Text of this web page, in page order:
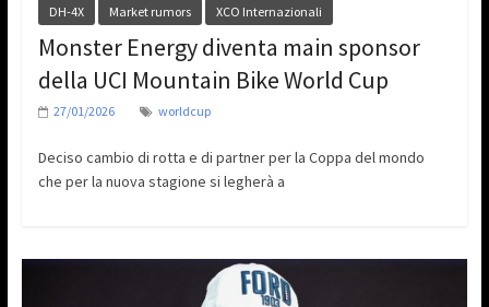
DH-4X Market rumors XCO Internazionali
Monster Energy diventa main sponsor
della UCI Mountain Bike World Cup
27/01/2026 worldcup
Deciso cambio di rotta e di partner per la Coppa del mondo
che per la nuova stagione si legherà a